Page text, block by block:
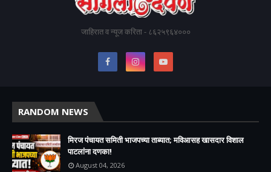
जाहिरात व न्यूज करिता - ८६२५९६४०००
RANDOM NEWS
मिरज पंचायत समिती भाजपच्या ताब्यात; मविआसह खासदार विशाल
पाटलांना दणका!
August 04, 2026